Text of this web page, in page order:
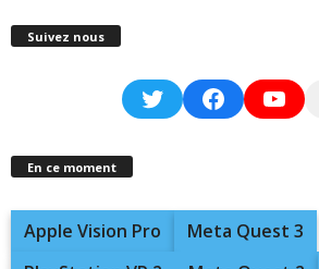
Suivez nous
TwitterFacebook
En ce moment
Apple Vision Pro
Meta Quest 3